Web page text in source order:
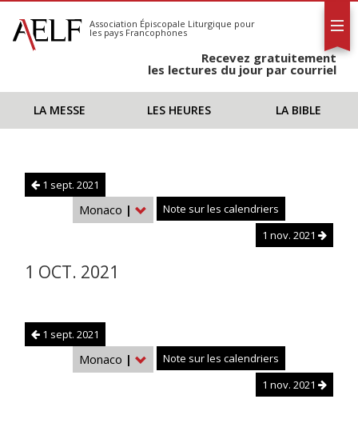
S'abonner
Calendrier
Association Épiscopale Liturgique pour
les pays Francophones
Recevez gratuitement
les lectures du jour par courriel
LA MESSE LES HEURES LA BIBLE
1 sept. 2021
Monaco |
Note sur les calendriers
1 nov. 2021
1 OCT. 2021
1 sept. 2021
Monaco |
Note sur les calendriers
1 nov. 2021